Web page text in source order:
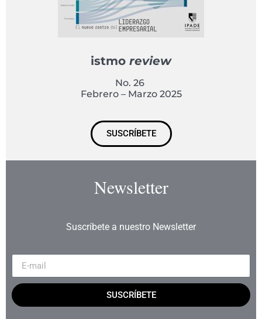
istmo review
No. 26
Febrero – Marzo 2025
SUSCRÍBETE
Newsletter
Suscríbete a nuestro Newsletter
SUSCRÍBETE